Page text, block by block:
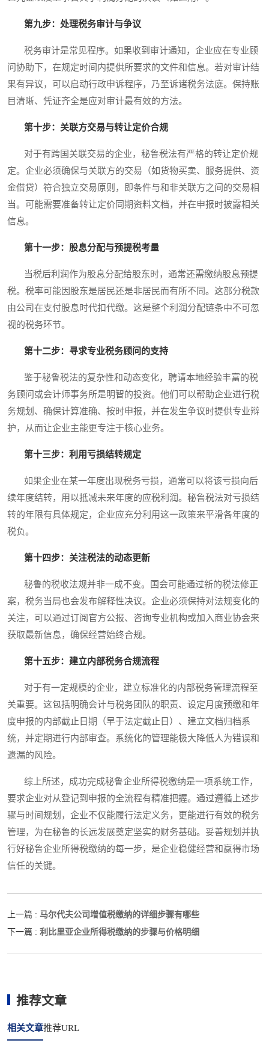
第九步：处理税务审计与争议
税务审计是常见程序。如果收到审计通知，企业应在专业顾
问协助下，在规定时间内提供所要求的文件和信息。若对审计结
果有异议，可以启动行政申诉程序，乃至诉诸税务法庭。保持账
目清晰、凭证齐全是应对审计最有效的方法。
第十步：关联方交易与转让定价合规
对于有跨国关联交易的企业，秘鲁税法有严格的转让定价规
定。企业必须确保与关联方的交易（如货物买卖、服务提供、资
金借贷）符合独立交易原则，即条件与和非关联方之间的交易相
当。可能需要准备转让定价同期资料文档，并在申报时披露相关
信息。
第十一步：股息分配与预提税考量
当税后利润作为股息分配给股东时，通常还需缴纳股息预提
税。税率可能因股东是居民还是非居民而有所不同。这部分税款
由公司在支付股息时代扣代缴。这是整个利润分配链条中不可忽
视的税务环节。
第十二步：寻求专业税务顾问的支持
鉴于秘鲁税法的复杂性和动态变化，聘请本地经验丰富的税
务顾问或会计师事务所是明智的投资。他们可以帮助企业进行税
务规划、确保计算准确、按时申报，并在发生争议时提供专业辩
护，从而让企业主能更专注于核心业务。
第十三步：利用亏损结转规定
如果企业在某一年度出现税务亏损，通常可以将该亏损向后
续年度结转，用以抵减未来年度的应税利润。秘鲁税法对亏损结
转的年限有具体规定，企业应充分利用这一政策来平滑各年度的
税负。
第十四步：关注税法的动态更新
秘鲁的税收法规并非一成不变。国会可能通过新的税法修正
案，税务当局也会发布解释性决议。企业必须保持对法规变化的
关注，可以通过订阅官方公报、咨询专业机构或加入商业协会来
获取最新信息，确保经营始终合规。
第十五步：建立内部税务合规流程
对于有一定规模的企业，建立标准化的内部税务管理流程至
关重要。这包括明确会计与税务团队的职责、设定月度预缴和年
度申报的内部截止日期（早于法定截止日）、建立文档归档系
统，并定期进行内部审查。系统化的管理能极大降低人为错误和
遗漏的风险。
综上所述，成功完成秘鲁企业所得税缴纳是一项系统工作，
要求企业对从登记到申报的全流程有精准把握。通过遵循上述步
骤与时间规划，企业不仅能履行法定义务，更能进行有效的税务
管理，为在秘鲁的长远发展奠定坚实的财务基础。妥善规划并执
行好秘鲁企业所得税缴纳的每一步，是企业稳健经营和赢得市场
信任的关键。
上一篇 : 马尔代夫公司增值税缴纳的详细步骤有哪些
下一篇 : 利比里亚企业所得税缴纳的步骤与价格明细
推荐文章
相关文章推荐URL